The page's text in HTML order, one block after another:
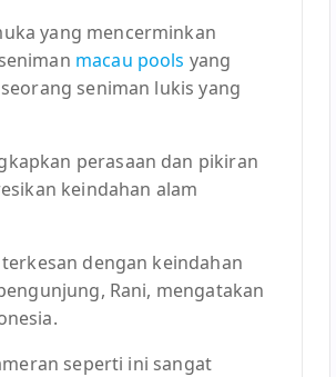
yang mencerminkan
macau pools yang
seniman lukis yang
perasaan dan pikiran
keindahan alam
dengan keindahan
Rani, mengatakan
seperti ini sangat